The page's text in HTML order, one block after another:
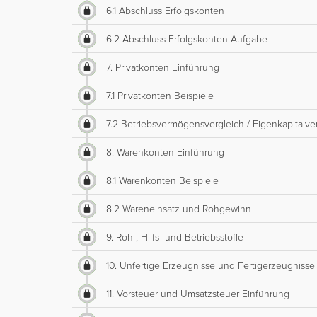
6.1 Abschluss Erfolgskonten
6.2 Abschluss Erfolgskonten Aufgabe
7. Privatkonten Einführung
7.1 Privatkonten Beispiele
7.2 Betriebsvermögensvergleich /
8. Warenkonten Einführung
8.1 Warenkonten Beispiele
8.2 Wareneinsatz und Rohgewinn
9. Roh-, Hilfs- und Betriebsstoffe
10. Unfertige Erzeugnisse und Fertigerzeugnisse
11. Vorsteuer und Umsatzsteuer Einführung